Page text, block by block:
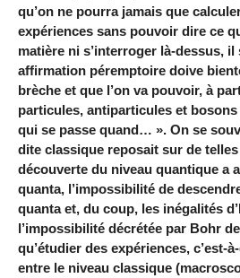
qu’on ne pourra jamais que
expériences sans pouvoir dire ce
matière ni s’interroger là-dessus,
affirmation péremptoire doive
brèche et que l’on va pouvoir, à
particules, antiparticules et
qui se passe quand… ». On se
dite classique reposait sur de
découverte du niveau quantique a
quanta, l’impossibilité de
quanta et, du coup, les inégalités
l’impossibilité décrétée par Bohr
qu’étudier des expériences, c’est-
entre le niveau classique